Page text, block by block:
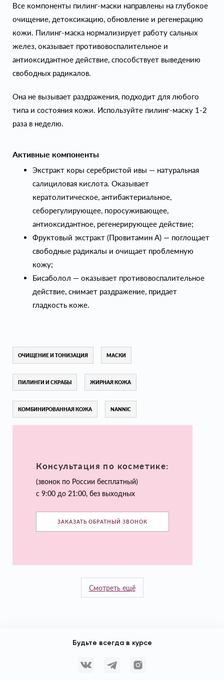
Все компоненты пилинг-маски направлены на глубокое
очищение, детоксикацию, обновление и регенерацию
кожи. Пилинг-маска нормализирует работу сальных
желез, оказывает противовоспалительное и
антиоксидантное действие, способствует выведению
свободных радикалов.
Она не вызывает раздражения, подходит для любого
типа и состояния кожи. Используйте пилинг-маску 1-2
раза в неделю.
Активные компоненты
Экстракт коры серебристой ивы — натуральная
салициловая кислота. Оказывает
кератолитическое, антибактериальное,
себорегулирующее, поросуживающее,
антиоксидантное, регенерирующее действие;
Фруктовый экстракт (Провитамин А) — поглощает
свободные радикалы и очищает проблемную
кожу;
Бисаболол — оказывает противовоспалительное
действие, снимает раздражение, придает
гладкость коже.
ОЧИЩЕНИЕ И ТОНИЗАЦИЯ МАСКИ
ПИЛИНГИ И СКРАБЫ ЖИРНАЯ КОЖА
КОМБИНИРОВАННАЯ КОЖА NANNIC
Консультация по косметике:
(звонок по России бесплатный)
с 9:00 до 21:00, без выходных
ЗАКАЗАТЬ ОБРАТНЫЙ ЗВОНОК
Смотреть ещё
Будьте всегда в курсе